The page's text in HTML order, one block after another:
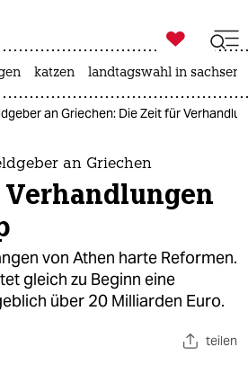
taz zahl ich
zahl ich

taz zahl ich
katzen landtagswahl in
an Griechen: Die Zeit für
an Griechen
Verhandlungen
von Athen harte Reformen.
gleich zu Beginn eine
über 20 Milliarden Euro.
teilen